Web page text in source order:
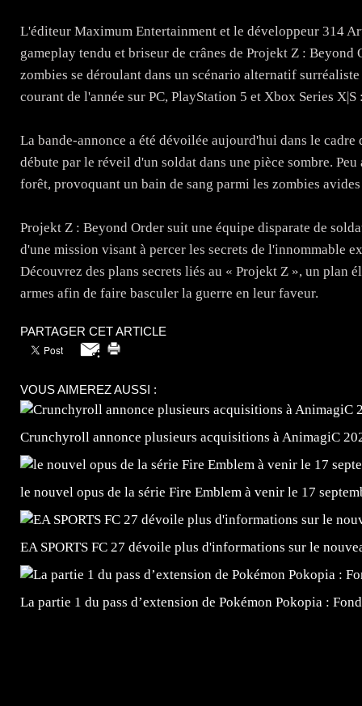
L'éditeur Maximum Entertainment et le développeur 314
gameplay tendu et briseur de crânes de Projekt Z : Beyond
zombies se déroulant dans un scénario alternatif
courant de l'année sur PC, PlayStation 5 et Xbox Series
La bande-annonce a été dévoilée aujourd'hui dans le
débute par le réveil d'un soldat dans une pièce sombre.
forêt, provoquant un bain de sang parmi les zombies
Projekt Z : Beyond Order suit une équipe disparate de
d'une mission visant à percer les secrets de l'innommable
Découvrez des plans secrets liés au « Projekt Z », un plan
armes afin de faire basculer la guerre en leur faveur.
PARTAGER CET ARTICLE
VOUS AIMEREZ AUSSI :
Crunchyroll annonce plusieurs acquisitions à AnimagiC
le nouvel opus de la série Fire Emblem à venir le 17
EA SPORTS FC 27 dévoile plus d'informations sur le
La partie 1 du pass d’extension de Pokémon Pokopia :